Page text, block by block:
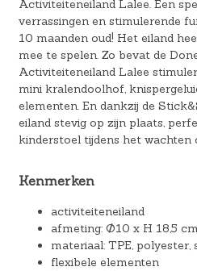
Activiteiteneiland Lalee. Een
verrassingen en stimulerende
10 maanden oud! Het eiland
mee te spelen. Zo bevat de
Activiteiteneiland Lalee
mini kralendoolhof,
elementen. En dankzij de
eiland stevig op zijn plaats,
kinderstoel tijdens het wachten
Kenmerken
activiteiteneiland
afmeting: Ø10 x H 18,5
materiaal: TPE,
flexibele elementen